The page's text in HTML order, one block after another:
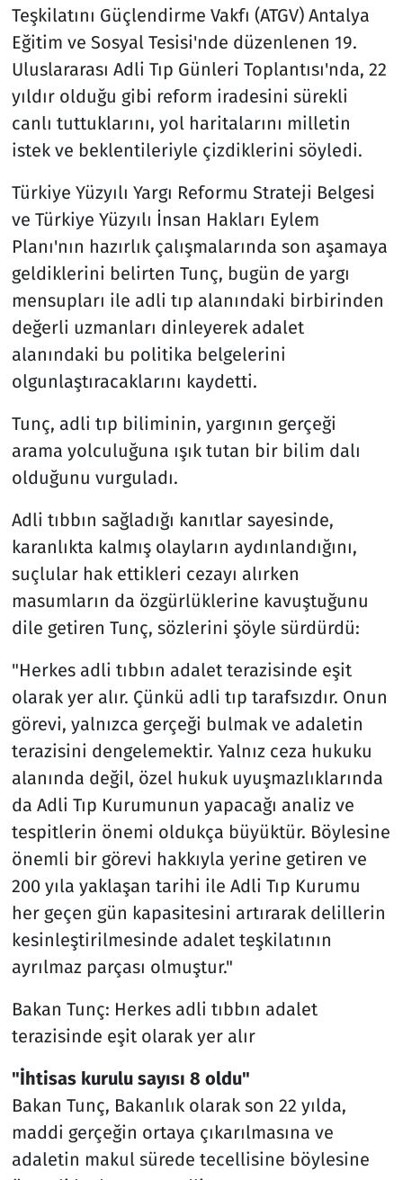
Teşkilatını Güçlendirme Vakfı (ATGV) Antalya
Eğitim ve Sosyal Tesisi'nde düzenlenen 19.
Uluslararası Adli Tıp Günleri Toplantısı'nda, 22
yıldır olduğu gibi reform iradesini sürekli
canlı tuttuklarını, yol haritalarını milletin
istek ve beklentileriyle çizdiklerini söyledi.
Türkiye Yüzyılı Yargı Reformu Strateji Belgesi
ve Türkiye Yüzyılı İnsan Hakları Eylem
Planı'nın hazırlık çalışmalarında son aşamaya
geldiklerini belirten Tunç, bugün de yargı
mensupları ile adli tıp alanındaki birbirinden
değerli uzmanları dinleyerek adalet
alanındaki bu politika belgelerini
olgunlaştıracaklarını kaydetti.
Tunç, adli tıp biliminin, yargının gerçeği
arama yolculuğuna ışık tutan bir bilim dalı
olduğunu vurguladı.
Adli tıbbın sağladığı kanıtlar sayesinde,
karanlıkta kalmış olayların aydınlandığını,
suçlular hak ettikleri cezayı alırken
masumların da özgürlüklerine kavuştuğunu
dile getiren Tunç, sözlerini şöyle sürdürdü:
"Herkes adli tıbbın adalet terazisinde eşit
olarak yer alır. Çünkü adli tıp tarafsızdır. Onun
görevi, yalnızca gerçeği bulmak ve adaletin
terazisini dengelemektir. Yalnız ceza hukuku
alanında değil, özel hukuk uyuşmazlıklarında
da Adli Tıp Kurumunun yapacağı analiz ve
tespitlerin önemi oldukça büyüktür. Böylesine
önemli bir görevi hakkıyla yerine getiren ve
200 yıla yaklaşan tarihi ile Adli Tıp Kurumu
her geçen gün kapasitesini artırarak delillerin
kesinleştirilmesinde adalet teşkilatının
ayrılmaz parçası olmuştur."
Bakan Tunç: Herkes adli tıbbın adalet
terazisinde eşit olarak yer alır
"İhtisas kurulu sayısı 8 oldu"
Bakan Tunç, Bakanlık olarak son 22 yılda,
maddi gerçeğin ortaya çıkarılmasına ve
adaletin makul sürede tecellisine böylesine